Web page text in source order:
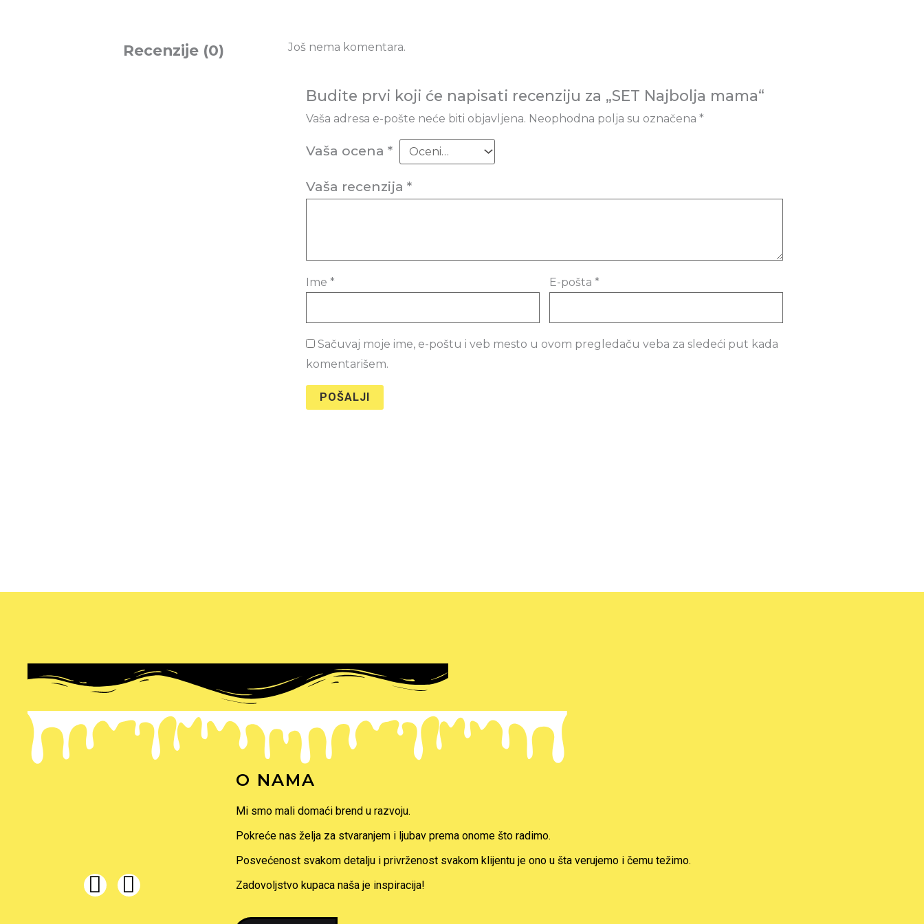
Recenzije (0) Još nema komentara.
Budite prvi koji će napisati recenziju za „SET Najbolja mama“
Vaša adresa e-pošte neće biti objavljena. Neophodna polja su označena*
Vaša ocena*
Vaša recenzija*
Ime* E-pošta *
Sačuvaj moje ime, e-poštu i veb mesto u ovom pregledaču veba za sledeći put kada
komentarišem.
n
s
a
c
O NAMA
Mi smo mali domaći brend u razvoju.
Pokreće nas želja za stvaranjem i ljubav prema onome što radimo.
Posvećenost svakom detalju i privrženost svakom klijentu je ono u šta verujemo i čemu težimo.
Zadovoljstvo kupaca naša je inspiracija!